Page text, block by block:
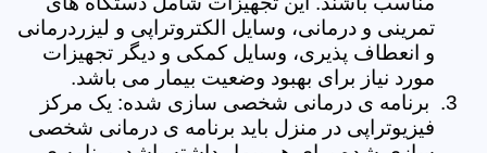
تمرینی و درمانی، وسایل الکتروتراپی و لیزردرمانی
و انعطاف پذیری، وسایل کمکی و دیگر تجهیزات
مورد نیاز برای بهبود وضعیت بیمار می باشد.
برنامه ی درمانی شخصی سازی شده: یک مرکز
فیزیوتراپی در منزل باید برنامه ی درمانی شخصی